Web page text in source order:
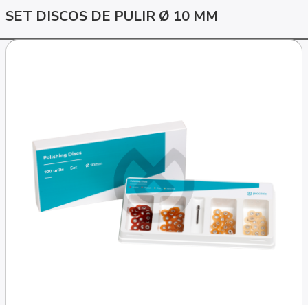
SET DISCOS DE PULIR Ø 10 MM